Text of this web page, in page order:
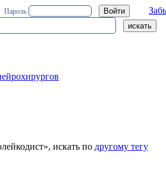
Пароль
искать по другому тегу